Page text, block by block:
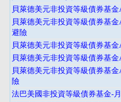
貝萊德美元非投資等級債券基
貝萊德美元非投資等級債券基
避險
貝萊德美元非投資等級債券基金
貝萊德美元非投資等級債券基
貝萊德美元非投資等級債券基
險
法巴美國非投資等級債券基金-